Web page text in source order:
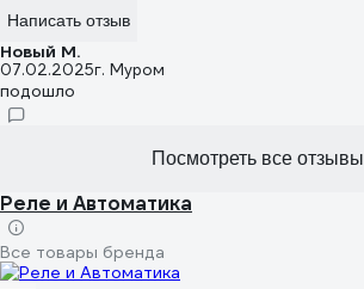
Написать отзыв
Новый М.
07.02.2025г. Муром
подошло
Посмотреть все отзывы
Реле и Автоматика
Все товары бренда